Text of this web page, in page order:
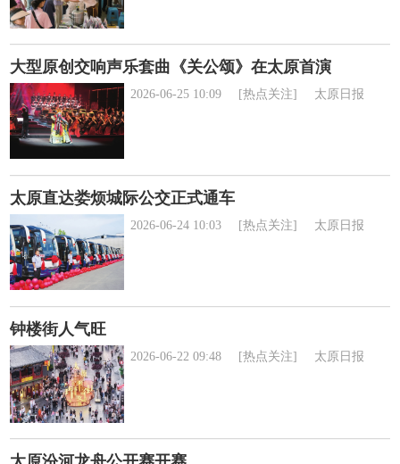
大型原创交响声乐套曲《关公颂》在太原首演
2026-06-25 10:09 [热点关注] 太原日报
太原直达娄烦城际公交正式通车
2026-06-24 10:03 [热点关注] 太原日报
钟楼街人气旺
2026-06-22 09:48 [热点关注] 太原日报